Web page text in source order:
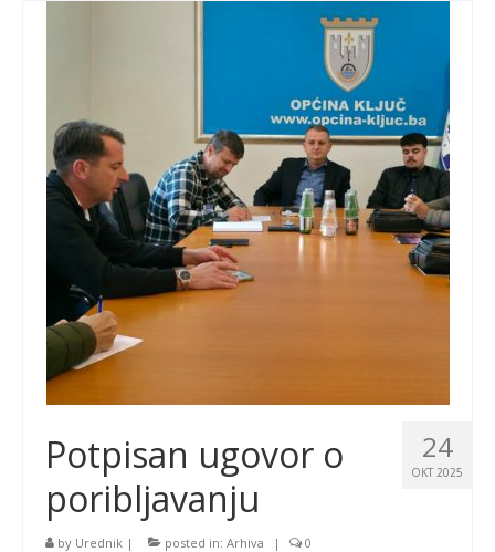
24
OKT 2025
Potpisan ugovor o
poribljavanju
by Urednik | posted in: Arhiva | 0